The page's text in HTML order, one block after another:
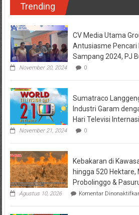
Trending
CV Media Utama
Antusiasme Pencari
Sampang 2024, PJ
November 20, 2024 0
Sumatraco
Industri Garam
Hari Televisi
November 21, 2024 0
Kebakaran di
hingga 520 Hektare,
Probolinggo &
Agustus 10, 2026 Komentar